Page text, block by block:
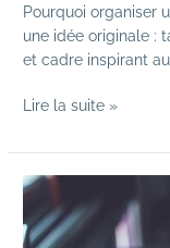
Pourquoi organiser
une idée originale :
et cadre inspirant
Lire la suite »
Gastronomie
bretonne
et